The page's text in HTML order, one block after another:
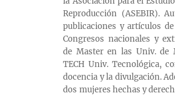
Reproducción (ASEBIR).
publicaciones y artículos
Congresos nacionales y
de Master en las Univ. de
TECH Univ. Tecnológica,
docencia y la divulgación.
dos mujeres hechas y